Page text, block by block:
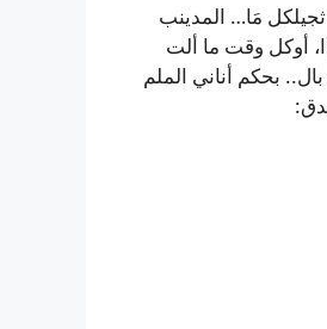
مَا… المدينب
أوكل وقت ما ألت
بحكم أناني الملم